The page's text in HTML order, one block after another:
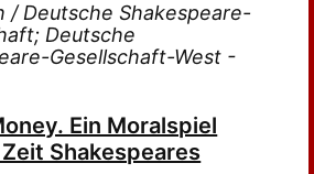
/ Deutsche Shakespeare-
Deutsche
Gesellschaft-West -
Ein Moralspiel
Shakespeares